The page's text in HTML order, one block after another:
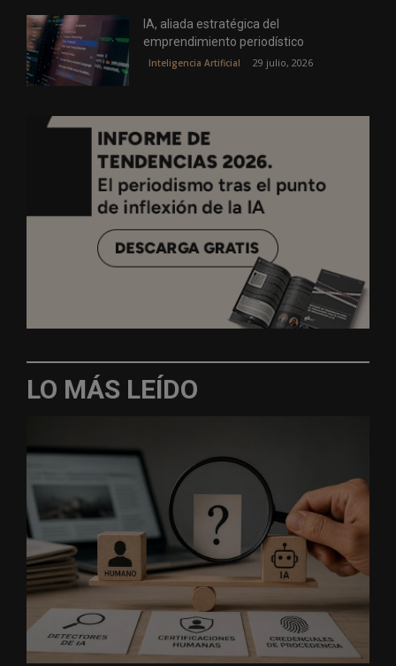
IA, aliada estratégica del
emprendimiento periodístico
Inteligencia Artificial 29 julio, 2026
LO MÁS LEÍDO